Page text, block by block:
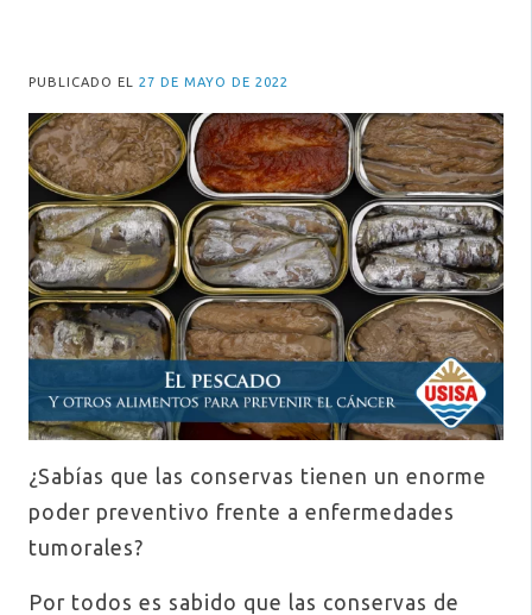
PUBLICADO EL 27 DE MAYO DE 2022
¿Sabías que las conservas tienen un enorme
poder preventivo frente a enfermedades
tumorales?
Por todos es sabido que las conservas de